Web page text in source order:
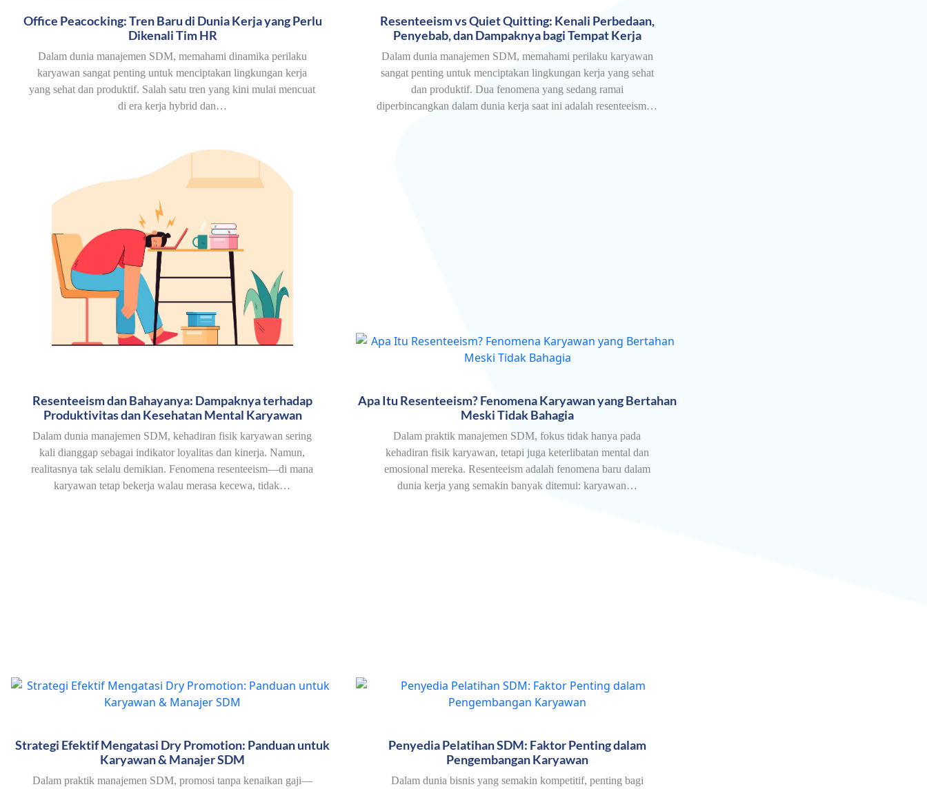
Office Peacocking: Tren Baru di Dunia Kerja yang Perlu
Dikenali Tim HR
Dalam dunia manajemen SDM, memahami dinamika perilaku
karyawan sangat penting untuk menciptakan lingkungan kerja
yang sehat dan produktif. Salah satu tren yang kini mulai mencuat
di era kerja hybrid dan…
Resenteeism vs Quiet Quitting: Kenali Perbedaan,
Penyebab, dan Dampaknya bagi Tempat Kerja
Dalam dunia manajemen SDM, memahami perilaku karyawan
sangat penting untuk menciptakan lingkungan kerja yang sehat
dan produktif. Dua fenomena yang sedang ramai
diperbincangkan dalam dunia kerja saat ini adalah resenteeism…
Resenteeism dan Bahayanya: Dampaknya terhadap
Produktivitas dan Kesehatan Mental Karyawan
Dalam dunia manajemen SDM, kehadiran fisik karyawan sering
kali dianggap sebagai indikator loyalitas dan kinerja. Namun,
realitasnya tak selalu demikian. Fenomena resenteeism—di mana
karyawan tetap bekerja walau merasa kecewa, tidak…
Apa Itu Resenteeism? Fenomena Karyawan yang Bertahan
Meski Tidak Bahagia
Dalam praktik manajemen SDM, fokus tidak hanya pada
kehadiran fisik karyawan, tetapi juga keterlibatan mental dan
emosional mereka. Resenteeism adalah fenomena baru dalam
dunia kerja yang semakin banyak ditemui: karyawan…
Strategi Efektif Mengatasi Dry Promotion: Panduan untuk
Karyawan & Manajer SDM
Dalam praktik manajemen SDM, promosi tanpa kenaikan gaji—
Penyedia Pelatihan SDM: Faktor Penting dalam
Pengembangan Karyawan
Dalam dunia bisnis yang semakin kompetitif, penting bagi